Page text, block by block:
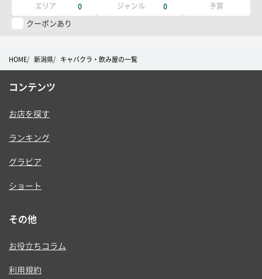
ー
エリア 0 ジャンル 0 予算
クーポンあり
HOME 新潟県 キャバクラ・飲み屋の一覧
コンテンツ
お店を探す
ランキング
グラビア
ショート
その他
お役立ちコラム
利用規約